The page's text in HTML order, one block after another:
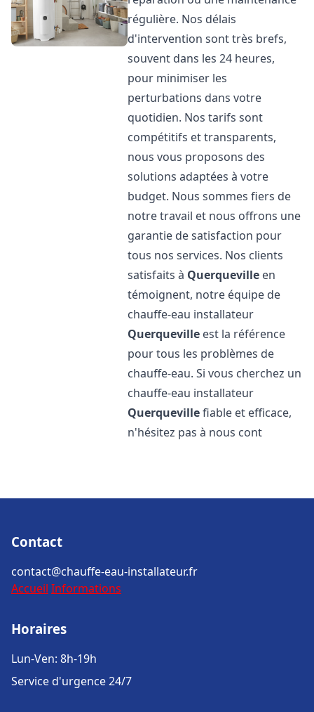
régulière. Nos délais
d'intervention sont très brefs,
souvent dans les 24 heures,
pour minimiser les
perturbations dans votre
quotidien. Nos tarifs sont
compétitifs et transparents,
nous vous proposons des
solutions adaptées à votre
budget. Nous sommes fiers de
notre travail et nous offrons une
garantie de satisfaction pour
tous nos services. Nos clients
satisfaits à Querqueville en
témoignent, notre équipe de
chauffe-eau installateur
Querqueville est la référence
pour tous les problèmes de
chauffe-eau. Si vous cherchez un
chauffe-eau installateur
Querquevillefiable et efficace,
n'hésitez pas à nous cont
Contact
contact@chauffe-eau-installateur.fr
Accueil Informations
Horaires
Lun-Ven: 8h-19h
Service d'urgence 24/7